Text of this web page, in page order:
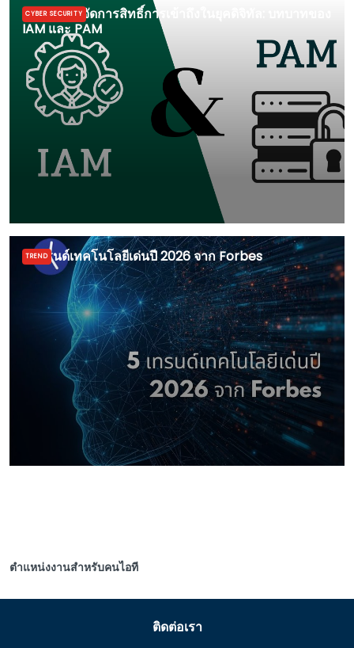
การบริหารจัดการสิทธิ์การเข้าถึงในยุคดิจิทัล: บทบาทของ
IAM และ PAM
CYBER SECURITY
5 เทรนด์เทคโนโลยีเด่นปี 2026 จาก Forbes
TREND
ตำแหน่งงานสำหรับคนไอที
ติดต่อเรา